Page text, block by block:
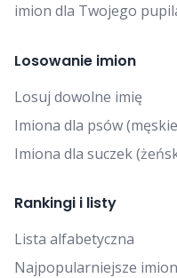
imion dla Twojego
Losowanie imion
Losuj dowolne imię
Imiona dla psów
Imiona dla suczek
Rankingi i listy
Lista alfabetyczna
Najpopularniejsze